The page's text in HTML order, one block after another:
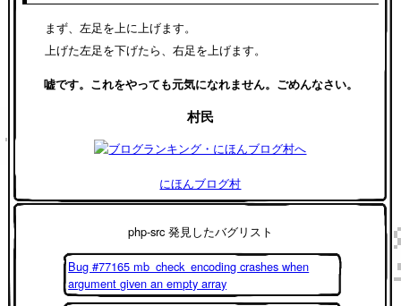
まず、左足を上に上げます。
上げた左足を下げたら、右足を上げます。
嘘です。これをやっても元気になれません。ごめんなさい。
村民
にほんブログ村
php-src 発見したバグリスト
Bug #77165 mb_check_encoding crashes when
argument given an empty array